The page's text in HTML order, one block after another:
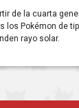
de la cuarta
los Pokémon de
rayo solar.